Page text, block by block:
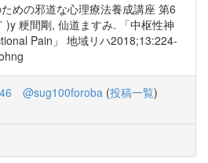
めの邪道な心理療法養成講座 第6
)y 粳間剛, 仙道ますみ. 「中枢性神
Pain」 地域リハ2018;13:224-
@sug100foroba (投稿一覧)